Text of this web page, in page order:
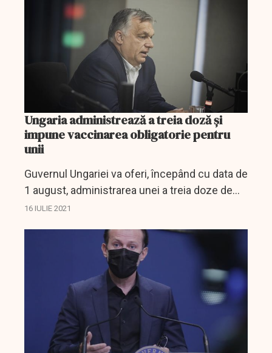
Ungaria administrează a treia doză și
impune vaccinarea obligatorie pentru
unii
Guvernul Ungariei va oferi, începând cu data de
1 august, administrarea unei a treia doze de
vaccin împotriva coronavirusului, cantitatea
16 IULIE 2021